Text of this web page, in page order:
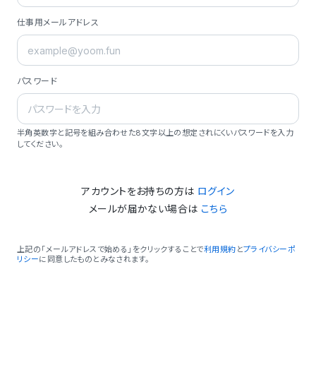
仕事用メールアドレス
パスワード
半角英数字と記号を組み合わせた8文字以上の想定されにくいパスワードを入力
してください。
アカウントをお持ちの方は ログイン
メールが届かない場合は こちら
上記の「メールアドレスで始める」をクリックすることで利用規約 とプライバシーポ
リシーに同意したものとみなされます。